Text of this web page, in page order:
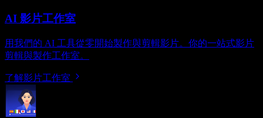
AI 影片工作室
用我們的 AI 工具從零開始製作與剪輯影片。你的一站式影片
剪輯與製作工作室。
了解影片工作室